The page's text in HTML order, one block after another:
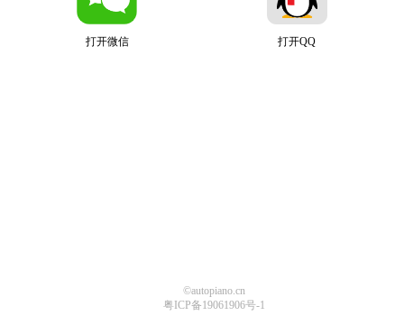
打开微信 打开QQ
©autopiano.cn
粤ICP备19061906号-1